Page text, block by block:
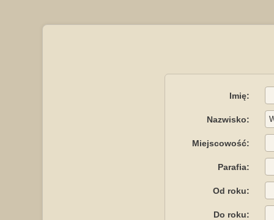
Imię:
Nazwisko:
Miejscowość:
Parafia:
Od roku:
Do roku: